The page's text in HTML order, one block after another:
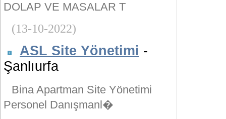
DOLAP VE MASALAR T
(13-10-2022)
ASL Site Yönetimi -
Şanlıurfa
Bina Apartman Site Yönetimi
Personel Danışmanl�